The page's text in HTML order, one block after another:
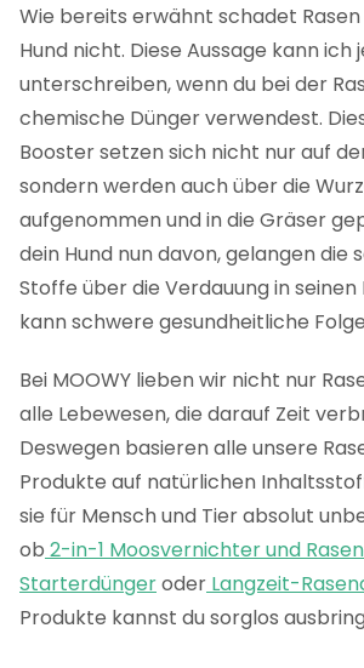
Wie bereits erwähnt schadet
Hund nicht. Diese Aussage kann ich
unterschreiben, wenn du bei der
chemische Dünger verwendest.
Booster setzen sich nicht nur auf
sondern werden auch über die
aufgenommen und in die Gräser
dein Hund nun davon, gelangen die
Stoffe über die Verdauung in seinen
kann schwere gesundheitliche
Bei MOOWY lieben wir nicht nur
alle Lebewesen, die darauf Zeit
Deswegen basieren alle unsere
Produkte auf natürlichen
sie für Mensch und Tier absolut
ob 2-in-1 Moosvernichter und
Starterdüngeroder Langzeit-
Produkte kannst du sorglos